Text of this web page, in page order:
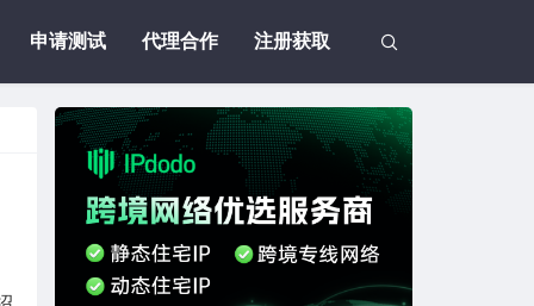
申请测试 代理合作 注册获取